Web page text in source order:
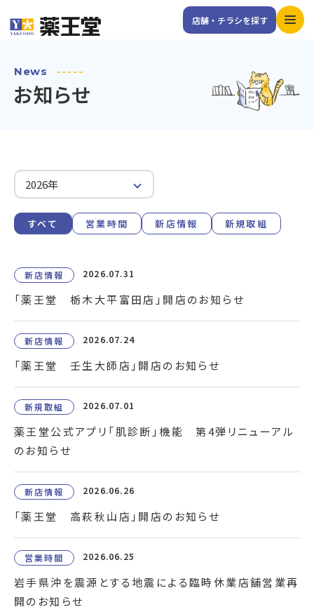
店舗・チラシを探す
News
お知らせ
すべて 営業時間 新店情報 新規取組
新店情報 2026.07.31
「薬王堂 栃木大平富田店」開店のお知らせ
新店情報 2026.07.24
「薬王堂 壬生大師店」開店のお知らせ
新規取組 2026.07.01
薬王堂公式アプリ「肌診断」機能 第4弾リニューアル
のお知らせ
新店情報 2026.06.26
「薬王堂 高萩秋山店」開店のお知らせ
営業時間 2026.06.25
岩手県沖を震源とする地震による臨時休業店舗営業再
開のお知らせ